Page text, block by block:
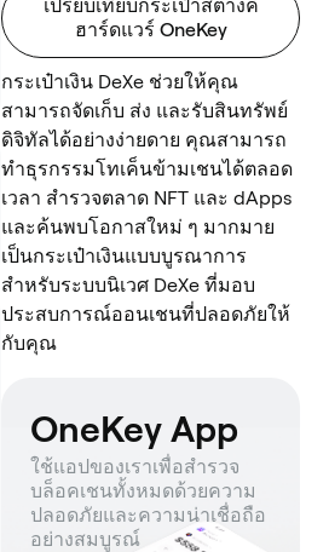
เปรียบเทียบกระเป๋าสตางค์
ฮาร์ดแวร์ OneKey
กระเป๋าเงิน DeXe ช่วยให้คุณ
สามารถจัดเก็บ ส่ง และรับสินทรัพย์
ดิจิทัลได้อย่างง่ายดาย คุณสามารถ
ทำธุรกรรมโทเค็นข้ามเชนได้ตลอด
เวลา สำรวจตลาด NFT และ dApps
และค้นพบโอกาสใหม่ ๆ มากมาย
เป็นกระเป๋าเงินแบบบูรณาการ
สำหรับระบบนิเวศ DeXe ที่มอบ
ประสบการณ์ออนเชนที่ปลอดภัยให้
กับคุณ
OneKey App
ใช้แอปของเราเพื่อสำรวจ
บล็อคเชนทั้งหมดด้วยความ
ปลอดภัยและความน่าเชื่อถือ
อย่างสมบูรณ์